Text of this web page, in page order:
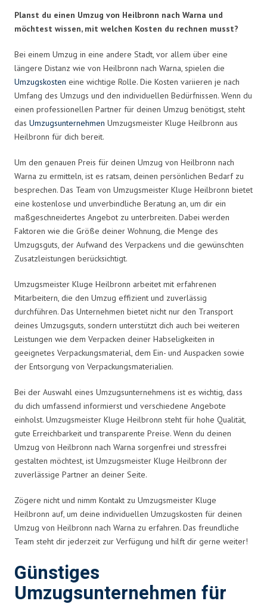
Planst du einen Umzug von Heilbronn nach Warna und
möchtest wissen, mit welchen Kosten du rechnen musst?
Bei einem Umzug in eine andere Stadt, vor allem über eine
längere Distanz wie von Heilbronn nach Warna, spielen die
Umzugskosten eine wichtige Rolle. Die Kosten variieren je nach
Umfang des Umzugs und den individuellen Bedürfnissen. Wenn du
einen professionellen Partner für deinen Umzug benötigst, steht
das Umzugsunternehmen Umzugsmeister Kluge Heilbronn aus
Heilbronn für dich bereit.
Um den genauen Preis für deinen Umzug von Heilbronn nach
Warna zu ermitteln, ist es ratsam, deinen persönlichen Bedarf zu
besprechen. Das Team von Umzugsmeister Kluge Heilbronn bietet
eine kostenlose und unverbindliche Beratung an, um dir ein
maßgeschneidertes Angebot zu unterbreiten. Dabei werden
Faktoren wie die Größe deiner Wohnung, die Menge des
Umzugsguts, der Aufwand des Verpackens und die gewünschten
Zusatzleistungen berücksichtigt.
Umzugsmeister Kluge Heilbronn arbeitet mit erfahrenen
Mitarbeitern, die den Umzug effizient und zuverlässig
durchführen. Das Unternehmen bietet nicht nur den Transport
deines Umzugsguts, sondern unterstützt dich auch bei weiteren
Leistungen wie dem Verpacken deiner Habseligkeiten in
geeignetes Verpackungsmaterial, dem Ein- und Auspacken sowie
der Entsorgung von Verpackungsmaterialien.
Bei der Auswahl eines Umzugsunternehmens ist es wichtig, dass
du dich umfassend informierst und verschiedene Angebote
einholst. Umzugsmeister Kluge Heilbronn steht für hohe Qualität,
gute Erreichbarkeit und transparente Preise. Wenn du deinen
Umzug von Heilbronn nach Warna sorgenfrei und stressfrei
gestalten möchtest, ist Umzugsmeister Kluge Heilbronn der
zuverlässige Partner an deiner Seite.
Zögere nicht und nimm Kontakt zu Umzugsmeister Kluge
Heilbronn auf, um deine individuellen Umzugskosten für deinen
Umzug von Heilbronn nach Warna zu erfahren. Das freundliche
Team steht dir jederzeit zur Verfügung und hilft dir gerne weiter!
Günstiges
Umzugsunternehmen für